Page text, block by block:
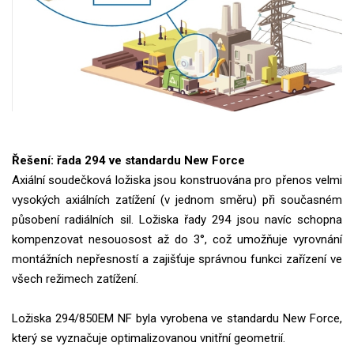
Řešení: řada 294 ve standardu New Force
Axiální soudečková ložiska jsou konstruována pro přenos velmi
vysokých axiálních zatížení (v jednom směru) při současném
působení radiálních sil. Ložiska řady 294 jsou navíc schopna
kompenzovat nesouosost až do 3°, což umožňuje vyrovnání
montážních nepřesností a zajišťuje správnou funkci zařízení ve
všech režimech zatížení.
Ložiska 294/850EM NF byla vyrobena ve standardu New Force,
který se vyznačuje optimalizovanou vnitřní geometrií.